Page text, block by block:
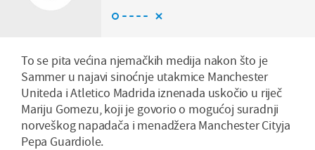
To se pita većina njemačkih medija nakon što je
Sammer u najavi sinoćnje utakmice Manchester
Uniteda i Atletico Madrida iznenada uskočio u riječ
Mariju Gomezu, koji je govorio o mogućoj suradnji
norveškog napadača i menadžera Manchester Cityja
Pepa Guardiole.